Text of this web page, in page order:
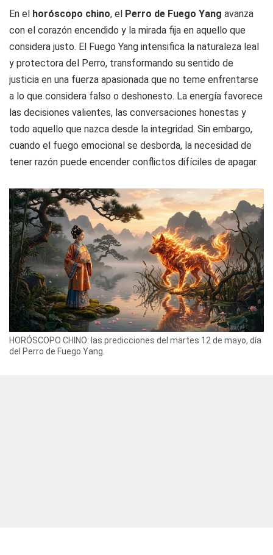
En el horóscopo chino, el Perro de Fuego Yang avanza
con el corazón encendido y la mirada fija en aquello que
considera justo. El Fuego Yang intensifica la naturaleza leal
y protectora del Perro, transformando su sentido de
justicia en una fuerza apasionada que no teme enfrentarse
a lo que considera falso o deshonesto. La energía favorece
las decisiones valientes, las conversaciones honestas y
todo aquello que nazca desde la integridad. Sin embargo,
cuando el fuego emocional se desborda, la necesidad de
tener razón puede encender conflictos difíciles de apagar.
HORÓSCOPO CHINO: las predicciones del martes 12 de mayo, día
del Perro de Fuego Yang.